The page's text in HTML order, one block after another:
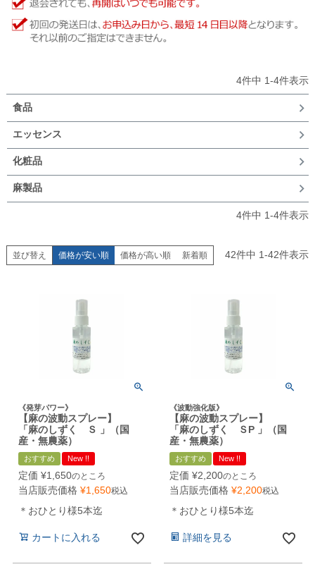
4件中 1-4件表示
食品
エッセンス
化粧品
麻製品
4件中 1-4件表示
並び替え 価格が安い順 価格が高い順 新着順 42件中 1-42件表示
《発芽パワー》
【麻の波動スプレー】
「麻のしずく Ｓ 」（国
産・無農薬）
おすすめ New !!
定価 ¥1,650のところ
当店販売価格 ¥1,650税込
＊おひとり様5本迄
カートに入れる
《波動強化版》
【麻の波動スプレー】
「麻のしずく ＳP 」（国
産・無農薬）
おすすめ New !!
定価 ¥2,200のところ
当店販売価格 ¥2,200税込
＊おひとり様5本迄
詳細を見る